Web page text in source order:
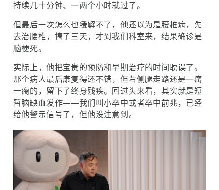
持续几十分钟、一两个小时就过了。
但最后一次怎么也缓解不了，他还以为是腰椎病，先
去治腰椎，搞了三天，才到我们科室来，结果确诊是
脑梗死。
实际上，他把宝贵的预防和早期治疗的时间耽误了。
那个病人最后康复得还不错，但右侧腿走路还是一瘸
一瘸的，留下了终身残疾。回过头来看，其实就是短
暂脑缺血发作——我们叫小卒中或者卒中前兆，已经
给他警示信号了，但他没注意到。